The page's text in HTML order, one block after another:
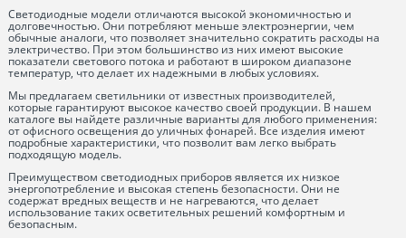
Светодиодные модели отличаются высокой экономичностью и
долговечностью. Они потребляют меньше электроэнергии, чем
обычные аналоги, что позволяет значительно сократить расходы на
электричество. При этом большинство из них имеют высокие
показатели светового потока и работают в широком диапазоне
температур, что делает их надежными в любых условиях.
Мы предлагаем светильники от известных производителей,
которые гарантируют высокое качество своей продукции. В нашем
каталоге вы найдете различные варианты для любого применения:
от офисного освещения до уличных фонарей. Все изделия имеют
подробные характеристики, что позволит вам легко выбрать
подходящую модель.
Преимуществом светодиодных приборов является их низкое
энергопотребление и высокая степень безопасности. Они не
содержат вредных веществ и не нагреваются, что делает
использование таких осветительных решений комфортным и
безопасным.